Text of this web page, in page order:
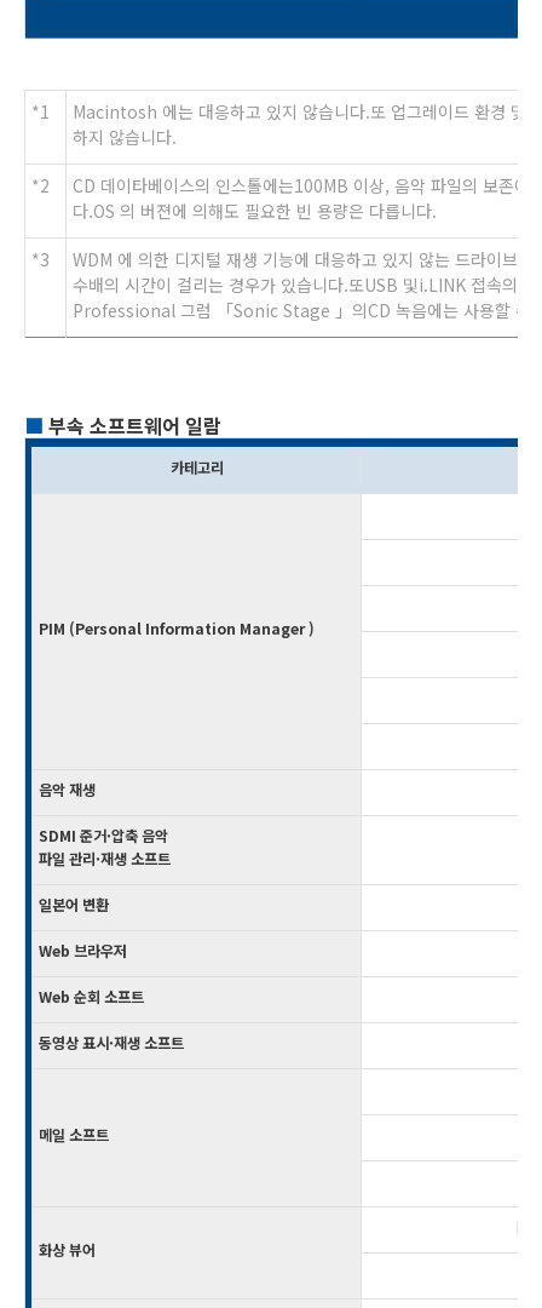
*1
Macintosh 에는 대응하고 있지 않습니다.또 업그레이드 환경 및
하지 않습니다.
*2
CD 데이타베이스의 인스톨에는100MB 이상, 음악 파일의 보존에
다.OS 의 버젼에 의해도 필요한 빈 용량은 다릅니다.
*3
WDM 에 의한 디지털 재생 기능에 대응하고 있지 않는 드라이브
수배의 시간이 걸리는 경우가 있습니다.또USB 및i.LINK 접속의
Professional 그럼 「Sonic Stage 」의CD 녹음에는 사용할 수
■ 부속 소프트웨어 일람
카테고리
PIM (Personal Information Manager )
음악 재생
SDMI 준거·압축 음악
파일 관리·재생 소프트
일본어 변환
Web 브라우저
Web 순회 소프트
동영상 표시·재생 소프트
메일 소프트
화상 뷰어